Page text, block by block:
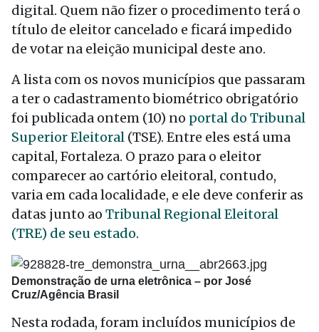
digital. Quem não fizer o procedimento terá o
título de eleitor cancelado e ficará impedido
de votar na eleição municipal deste ano.
A lista com os novos municípios que passaram
ater o cadastramento biométrico obrigatório
foi publicada ontem (10) no portal do Tribunal
Superior Eleitoral (TSE). Entre eles está uma
capital, Fortaleza. O prazo para o eleitor
comparecer ao cartório eleitoral, contudo,
varia em cada localidade, e ele deve conferir as
datas junto ao Tribunal Regional Eleitoral
(TRE) de seu estado.
Demonstração de urna eletrônica – por José
Cruz/Agência Brasil
Nesta rodada, foram incluídos municípios de